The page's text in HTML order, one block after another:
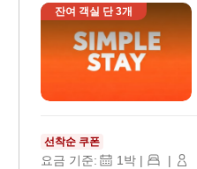
잔여 객실 단3개
선착순 쿠폰
요금 기준: 1 박 | |